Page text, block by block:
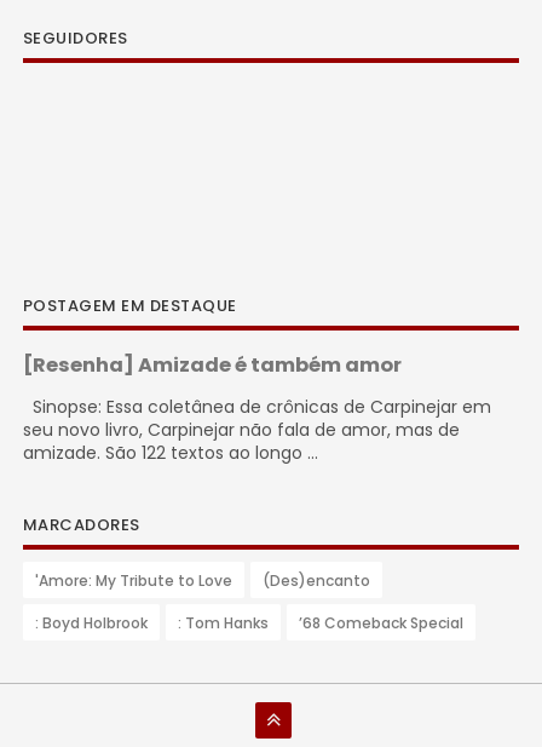
SEGUIDORES
POSTAGEM EM DESTAQUE
[Resenha] Amizade é também amor
Sinopse: Essa coletânea de crônicas de Carpinejar em
seu novo livro, Carpinejar não fala de amor, mas de
amizade. São 122 textos ao longo ...
MARCADORES
'Amore: My Tribute to Love (Des)encanto
: Boyd Holbrook : Tom Hanks ’68 Comeback Special